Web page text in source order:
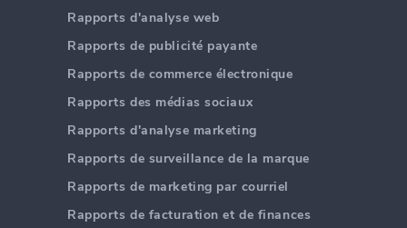
Rapports d'analyse web
Rapports de publicité payante
Rapports de commerce électronique
Rapports des médias sociaux
Rapports d'analyse marketing
Rapports de surveillance de la marque
Rapports de marketing par courriel
Rapports de facturation et de finances